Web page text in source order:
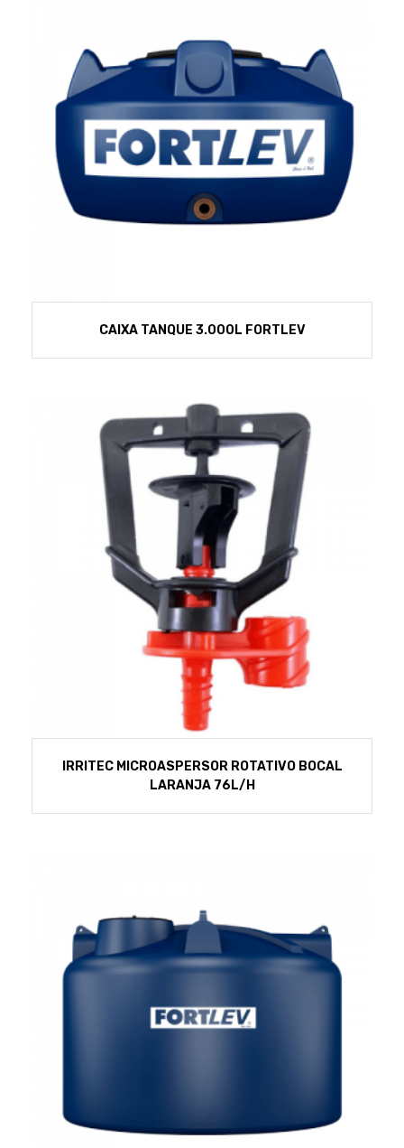
CAIXA TANQUE 3.000L FORTLEV
IRRITEC MICROASPERSOR ROTATIVO BOCAL
LARANJA 76L/H